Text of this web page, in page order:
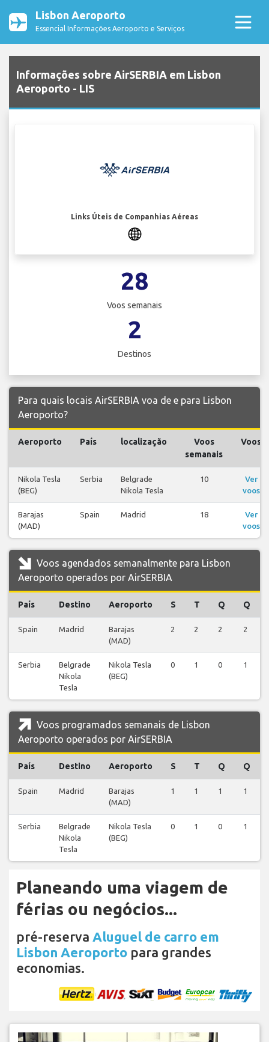
Lisbon Aeroporto
Essencial Informações Aeroporto e Serviços
Informações sobre AirSERBIA em Lisbon
Aeroporto - LIS
Links Úteis de Companhias Aéreas
28
Voos semanais
2
Destinos
Para quais locais AirSERBIA voa de e para Lisbon
Aeroporto?
Aeroporto País localização
Voos
semanais
Voos
Nikola Tesla
(BEG)
Serbia
Belgrade
Nikola Tesla
10
Ver
voos
Barajas
(MAD)
Spain Madrid 18
Ver
voos
Voos agendados semanalmente para Lisbon
Aeroporto operados por AirSERBIA
País Destino Aeroporto S T Q Q
Spain Madrid
Barajas
(MAD)
2 2 2 2
Serbia
Belgrade
Nikola
Tesla
Nikola Tesla
(BEG)
0 1 0 1
Voos programados semanais de Lisbon
Aeroporto operados por AirSERBIA
País Destino Aeroporto S T Q Q
Spain Madrid
Barajas
(MAD)
1 1 1 1
Serbia
Belgrade
Nikola
Tesla
Nikola Tesla
(BEG)
0 1 0 1
Planeando uma viagem de
férias ou negócios...
pré-reserva Aluguel de carro em
Lisbon Aeroporto para grandes
economias.